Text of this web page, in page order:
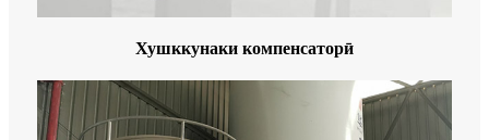
Хушккунаки компенсаторӣ